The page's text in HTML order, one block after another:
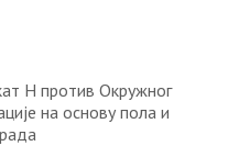
Н против Окружног
на основу пола и